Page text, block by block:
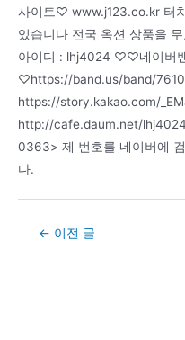
사이트♡ www.j123.co.kr 터
있습니다 전국 옥션 상품을
아이디 : lhj4024 ♡♡네이버
♡https://band.us/band/
https://story.kakao.com/
http://cafe.daum.net/
0363> 제 번호를 네이버에
다.
Post← 이전 글